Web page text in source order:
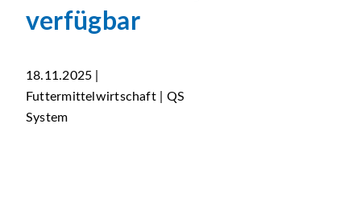
verfügbar
18.11.2025 |
Futtermittelwirtschaft | QS
System